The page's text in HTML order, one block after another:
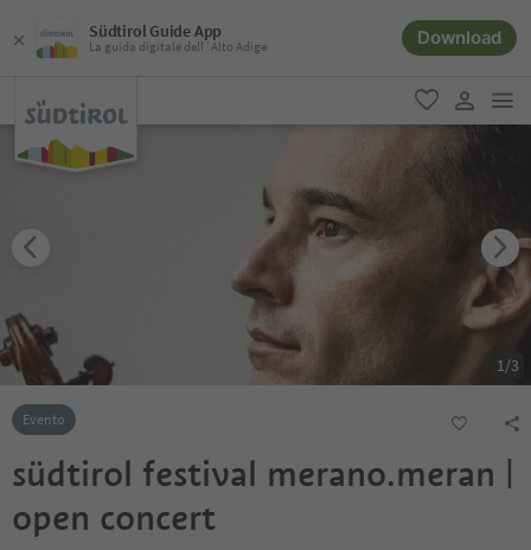
Südtirol Guide App
La guida digitale dell´Alto Adige Download
favoriti
user link
1/3
Evento
südtirol festival merano.meran |
open concert